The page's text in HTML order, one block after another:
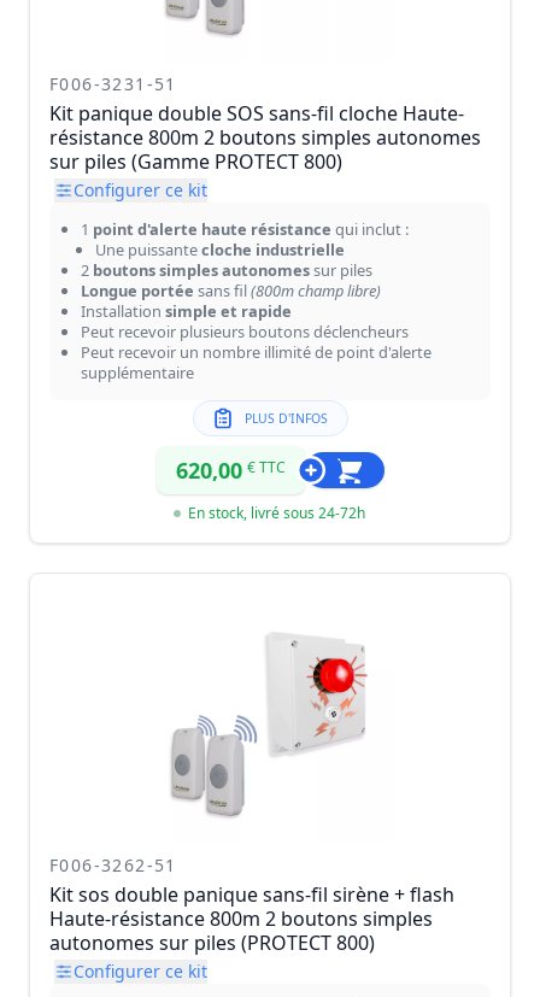
F006-3231-51
Kit panique double SOS sans-fil cloche Haute-
résistance 800m 2 boutons simples autonomes
sur piles (Gamme PROTECT 800)
Configurer ce kit
1 point d'alerte haute résistance qui inclut :
Une puissantecloche industrielle
2 boutons simples autonomessur piles
Longue portée sans fil(800m champ libre)
Installation simple et rapide
Peut recevoir plusieurs boutons déclencheurs
Peut recevoir un nombre illimité de point d'alerte
supplémentaire
PLUS D'INFOS
620,00 € TTC
En stock, livré sous 24-72h
F006-3262-51
Kit sos double panique sans-fil sirène + flash
Haute-résistance 800m 2 boutons simples
autonomes sur piles (PROTECT 800)
Configurer ce kit